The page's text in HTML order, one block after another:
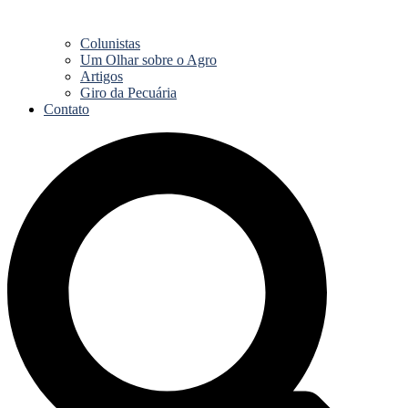
Colunistas
Um Olhar sobre o Agro
Artigos
Giro da Pecuária
Contato